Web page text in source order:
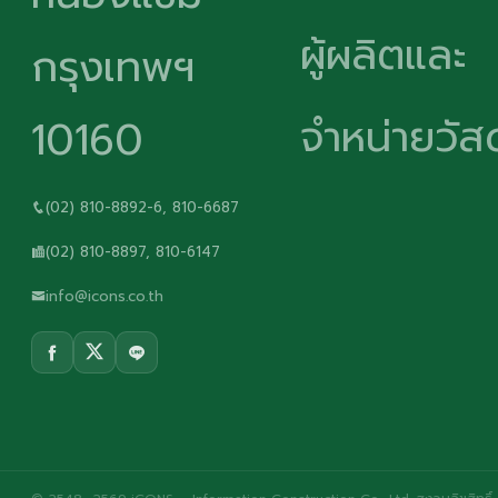
กรุงเทพฯ
10160
(02) 810-8892-6, 810-6687
(02) 810-8897, 810-6147
info@icons.co.th
ผู้ผลิตและ
จำหน่ายวั